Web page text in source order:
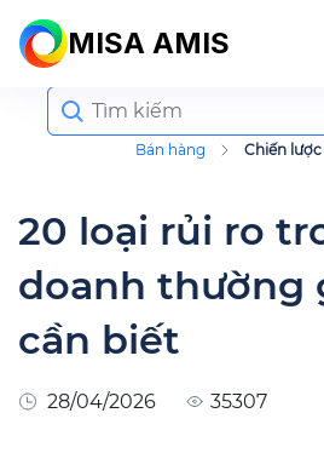
MISA AMIS
Bán hàng Chiến
Search
for:
20 loại rủi ro
doanh thường
cần biết
28/04/2026 35307